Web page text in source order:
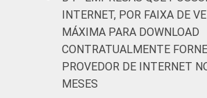
Alojamento e
alimentação
Informação e
comunicação
INTERNET, POR FAIXA DE
MÁXIMA PARA DOWNLOAD
CONTRATUALMENTE
PROVEDOR DE INTERNET
MESES